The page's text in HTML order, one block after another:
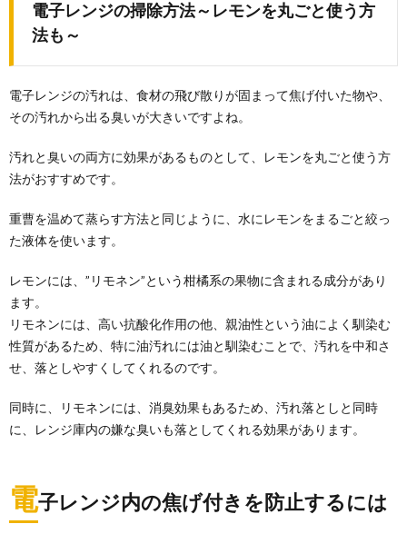
電子レンジの掃除方法～レモンを丸ごと使う方
法も～
電子レンジの汚れは、食材の飛び散りが固まって焦げ付いた物や、
その汚れから出る臭いが大きいですよね。
汚れと臭いの両方に効果があるものとして、レモンを丸ごと使う方
法がおすすめです。
重曹を温めて蒸らす方法と同じように、水にレモンをまるごと絞っ
た液体を使います。
レモンには、”リモネン”という柑橘系の果物に含まれる成分があり
ます。
リモネンには、高い抗酸化作用の他、親油性という油によく馴染む
性質があるため、特に油汚れには油と馴染むことで、汚れを中和さ
せ、落としやすくしてくれるのです。
同時に、リモネンには、消臭効果もあるため、汚れ落としと同時
に、レンジ庫内の嫌な臭いも落としてくれる効果があります。
電子レンジ内の焦げ付きを防止するには